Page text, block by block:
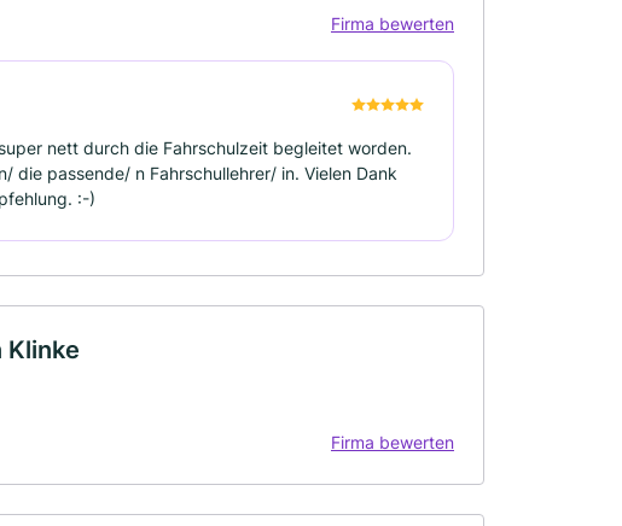
Firma bewerten
nett durch die Fahrschulzeit begleitet worden.
die passende/ n Fahrschullehrer/ in. Vielen Dank
:-)
Klinke
Firma bewerten